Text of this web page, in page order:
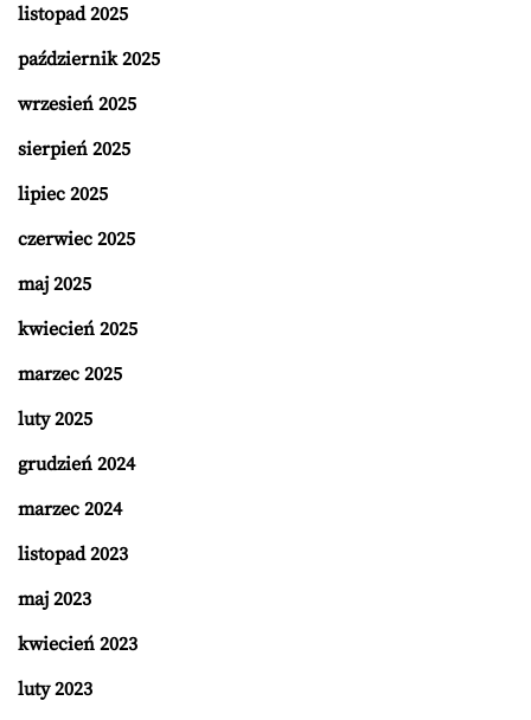
listopad 2025
październik 2025
wrzesień 2025
sierpień 2025
lipiec 2025
czerwiec 2025
maj 2025
kwiecień 2025
marzec 2025
luty 2025
grudzień 2024
marzec 2024
listopad 2023
maj 2023
kwiecień 2023
luty 2023